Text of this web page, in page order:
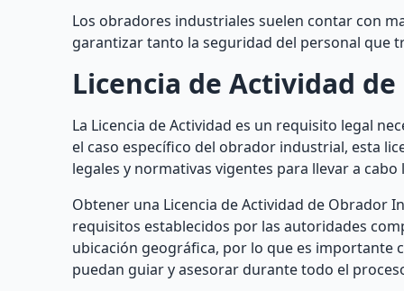
Los obradores industriales suelen contar con
garantizar tanto la seguridad del personal que
Licencia de Actividad
La Licencia de Actividad es un requisito legal
el caso específico del obrador industrial, esta
legales y normativas vigentes para llevar a
Obtener una Licencia de Actividad de Obrador
requisitos establecidos por las autoridades
ubicación geográfica, por lo que es importante
puedan guiar y asesorar durante todo el